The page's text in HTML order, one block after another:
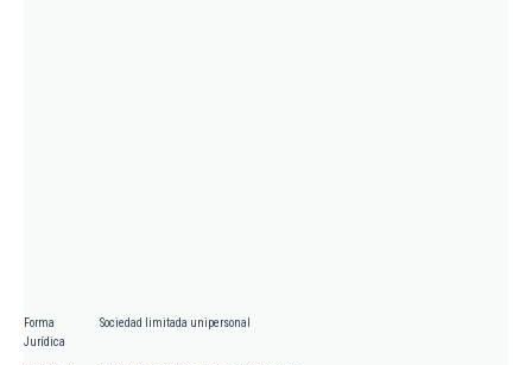
Forma
Jurídica
Sociedad limitada unipersonal